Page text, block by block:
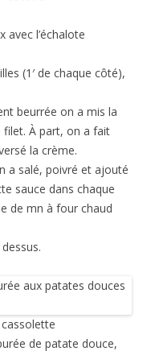
cassolette
de patate douce,
au presse-purée et
dernier moment en
pointe de muscade
Tatin classique et
cuisine, et